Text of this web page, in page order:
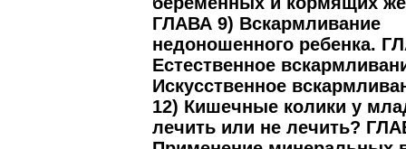
ГЛАВА 9) Вскармливание
недоношенного ребенка.
Естественное
Искусственное
12) Кишечные колики у
лечить или не лечить?